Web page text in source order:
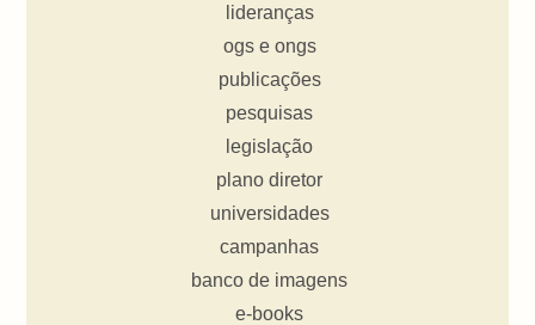
lideranças
ogs e ongs
publicações
pesquisas
legislação
plano diretor
universidades
campanhas
banco de imagens
e-books